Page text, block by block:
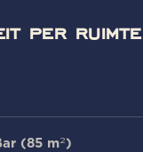
per ruimte
(85 m²)